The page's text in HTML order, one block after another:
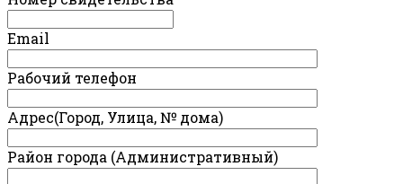
Email
Рабочий телефон
Адрес(Город, Улица, № дома)
Район города (Административный)